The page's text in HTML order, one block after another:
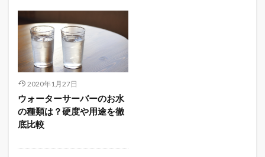
2020年1月27日
ウォーターサーバーのお水
の種類は？硬度や用途を徹
底比較